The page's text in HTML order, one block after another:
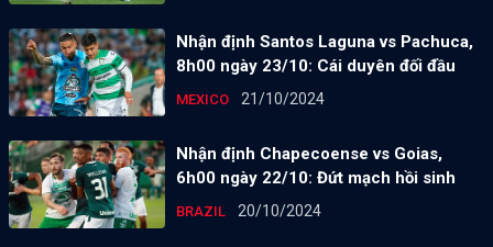
Nhận định Santos Laguna vs Pachuca,
8h00 ngày 23/10: Cái duyên đối đầu
MEXICO 21/10/2024
Nhận định Chapecoense vs Goias,
6h00 ngày 22/10: Đứt mạch hồi sinh
BRAZIL 20/10/2024